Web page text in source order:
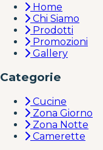
Home
Chi Siamo
Prodotti
Promozioni
Gallery
Categorie
Cucine
Zona Giorno
Zona Notte
Camerette